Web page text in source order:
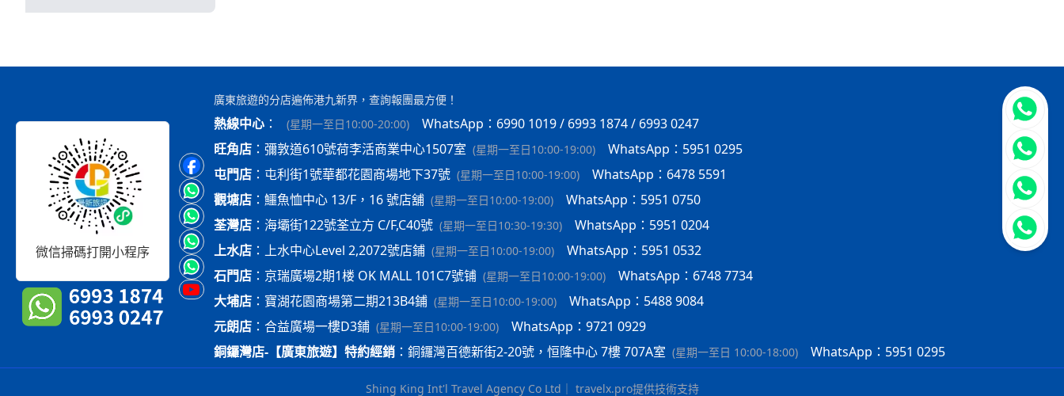
微信掃碼打開小程序
廣東旅遊的分店遍佈港九新界，查詢報團最方便！
熱線中心 ： (星期一至日10:00-20:00)
WhatsApp：6990 1019 / 6993 1874 / 6993 0247
旺角店 ： 彌敦道610號荷李活商業中心1507室 (星期一至日10:00-19:00)
WhatsApp：5951 0295
屯門店 ： 屯利街1號華都花園商場地下37號 (星期一至日10:00-19:00)
WhatsApp：6478 5591
觀塘店 ： 鱷魚恤中心 13/F，16 號店舖 (星期一至日10:00-19:00)
WhatsApp：5951 0750
荃灣店 ： 海壩街122號荃立方 C/F,C40號 (星期一至日10:30-19:30)
WhatsApp：5951 0204
上水店 ： 上水中心Level 2,2072號店鋪 (星期一至日10:00-19:00)
WhatsApp：5951 0532
石門店 ： 京瑞廣場2期1楼 OK MALL 101C7號铺 (星期一至日10:00-19:00)
WhatsApp：6748 7734
大埔店 ： 寶湖花園商場第二期213B4鋪 (星期一至日10:00-19:00)
WhatsApp：5488 9084
元朗店 ： 合益廣場一樓D3鋪 (星期一至日10:00-19:00)
WhatsApp：9721 0929
銅鑼灣店-【廣東旅遊】特約經銷 ： 銅鑼灣百德新街2-20號，恒隆中心 7樓 707A室 (星期一至日 10:00-18:00) WhatsApp：5951 0295
Shing King Int'l Travel Agency Co Ltd ｜ travelx.pro提供技術支持
立即